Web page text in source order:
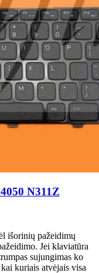
N311Z
išorinių pažeidimų
Jei klaviatūra
sujungimas ko
kuriais atvėjais visa